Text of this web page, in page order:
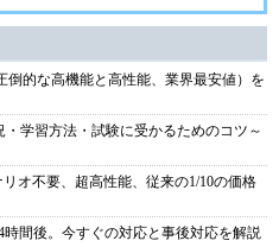
倒的な高機能と高性能、業界最安値）を
学習方法・試験に受かるためのコツ～
オ不要、超高性能、従来の1/10の価格
間後。今すぐの対応と事後対応を解説